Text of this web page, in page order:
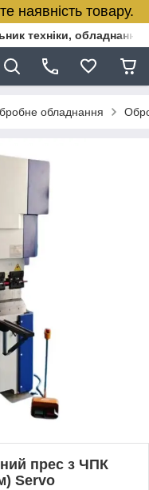
наявність товару.
техніки, обладнання
обладнання
прес з ЧПК
Servo